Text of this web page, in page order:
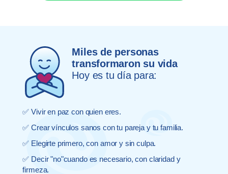
Miles de personas
transformaron su vida
Hoy es tu día para:
✅ Vivir en paz con quien eres.
✅ Crear vínculos sanos con tu pareja y tu familia.
✅ Elegirte primero, con amor y sin culpa.
✅ Decir "no"cuando es necesario, con claridad y
firmeza.